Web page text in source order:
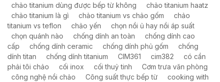
chảo titanium dùng được bếp từ không
chảo titanium haatz
chảo titanium là gì
chảo titanium vs chảo gốm
chảo
titanium vs teflon
chảo yến
chọn nồi ủ hay nồi áp suất
chọn quánh nào
chống dính an toàn
chống dính cao
cấp
chống dính ceramic chống dính phủ gốm
chống
dính titan
chống dính titanium CIM361 cim382
có cần
phải tôi chảo
cối inox cối thuỷ tinh
Cơm trưa văn phòng
công nghệ nồi chảo
Công suất thực bếp từ
cooking with